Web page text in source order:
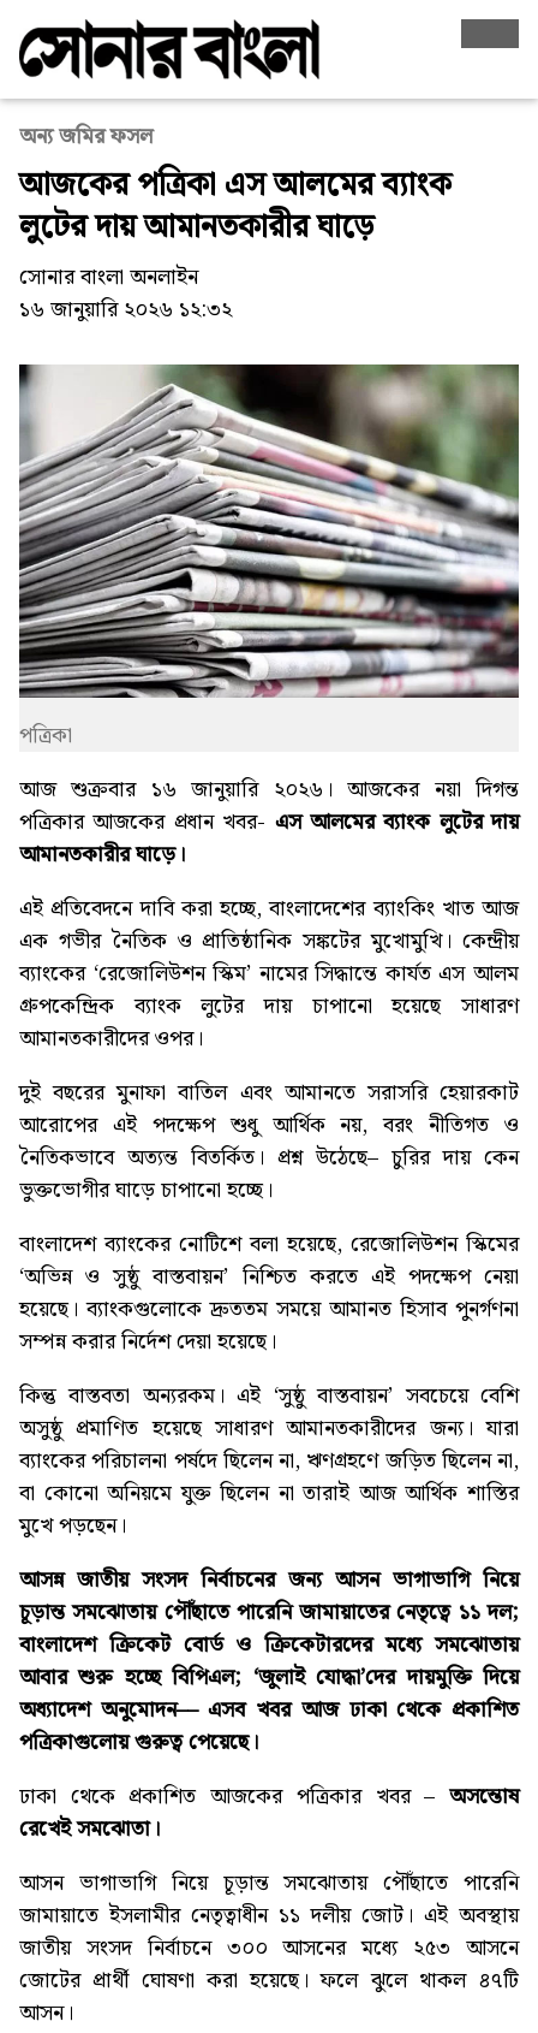
অন্য জমির ফসল
আজকের পত্রিকা এস আলমের ব্যাংক
লুটের দায় আমানতকারীর ঘাড়ে
সোনার বাংলা অনলাইন
১৬ জানুয়ারি ২০২৬ ১২:৩২
পত্রিকা
আজ শুক্রবার ১৬ জানুয়ারি ২০২৬। আজকের নয়া দিগন্ত
পত্রিকার আজকের প্রধান খবর- এস আলমের ব্যাংক লুটের দায়
আমানতকারীর ঘাড়ে।
এই প্রতিবেদনে দাবি করা হচ্ছে, বাংলাদেশের ব্যাংকিং খাত আজ
এক গভীর নৈতিক ও প্রাতিষ্ঠানিক সঙ্কটের মুখোমুখি। কেন্দ্রীয়
ব্যাংকের ‘রেজোলিউশন স্কিম’ নামের সিদ্ধান্তে কার্যত এস আলম
গ্রুপকেন্দ্রিক ব্যাংক লুটের দায় চাপানো হয়েছে সাধারণ
আমানতকারীদের ওপর।
দুই বছরের মুনাফা বাতিল এবং আমানতে সরাসরি হেয়ারকাট
আরোপের এই পদক্ষেপ শুধু আর্থিক নয়, বরং নীতিগত ও
নৈতিকভাবে অত্যন্ত বিতর্কিত। প্রশ্ন উঠেছে– চুরির দায় কেন
ভুক্তভোগীর ঘাড়ে চাপানো হচ্ছে।
বাংলাদেশ ব্যাংকের নোটিশে বলা হয়েছে, রেজোলিউশন স্কিমের
‘অভিন্ন ও সুষ্ঠু বাস্তবায়ন’ নিশ্চিত করতে এই পদক্ষেপ নেয়া
হয়েছে। ব্যাংকগুলোকে দ্রুততম সময়ে আমানত হিসাব পুনর্গণনা
সম্পন্ন করার নির্দেশ দেয়া হয়েছে।
কিন্তু বাস্তবতা অন্যরকম। এই ‘সুষ্ঠু বাস্তবায়ন’ সবচেয়ে বেশি
অসুষ্ঠু প্রমাণিত হয়েছে সাধারণ আমানতকারীদের জন্য। যারা
ব্যাংকের পরিচালনা পর্ষদে ছিলেন না, ঋণগ্রহণে জড়িত ছিলেন না,
বা কোনো অনিয়মে যুক্ত ছিলেন না তারাই আজ আর্থিক শাস্তির
মুখে পড়ছেন।
আসন্ন জাতীয় সংসদ নির্বাচনের জন্য আসন ভাগাভাগি নিয়ে
চূড়ান্ত সমঝোতায় পৌঁছাতে পারেনি জামায়াতের নেতৃত্বে ১১ দল;
বাংলাদেশ ক্রিকেট বোর্ড ও ক্রিকেটারদের মধ্যে সমঝোতায়
আবার শুরু হচ্ছে বিপিএল; ‘জুলাই যোদ্ধা’দের দায়মুক্তি দিয়ে
অধ্যাদেশ অনুমোদন–– এসব খবর আজ ঢাকা থেকে প্রকাশিত
পত্রিকাগুলোয় গুরুত্ব পেয়েছে।
ঢাকা থেকে প্রকাশিত আজকের পত্রিকার খবর – অসন্তোষ
রেখেই সমঝোতা।
আসন ভাগাভাগি নিয়ে চূড়ান্ত সমঝোতায় পৌঁছাতে পারেনি
জামায়াতে ইসলামীর নেতৃত্বাধীন ১১ দলীয় জোট। এই অবস্থায়
জাতীয় সংসদ নির্বাচনে ৩০০ আসনের মধ্যে ২৫৩ আসনে
জোটের প্রার্থী ঘোষণা করা হয়েছে। ফলে ঝুলে থাকল ৪৭টি
আসন।